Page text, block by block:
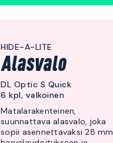
HIDE-A-LITE
Alasvalo
DL Optic S Quick
6 kpl, valkoinen
Matalarakenteinen,
suunnattava alasvalo, joka
sopii asennettavaksi 28 mm